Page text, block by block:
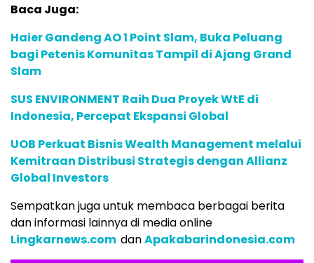
Baca Juga:
Haier Gandeng AO 1 Point Slam, Buka Peluang
bagi Petenis Komunitas Tampil di Ajang Grand
Slam
SUS ENVIRONMENT Raih Dua Proyek WtE di
Indonesia, Percepat Ekspansi Global
UOB Perkuat Bisnis Wealth Management melalui
Kemitraan Distribusi Strategis dengan Allianz
Global Investors
Sempatkan juga untuk membaca berbagai berita
dan informasi lainnya di media online
Lingkarnews.com danApakabarindonesia.com